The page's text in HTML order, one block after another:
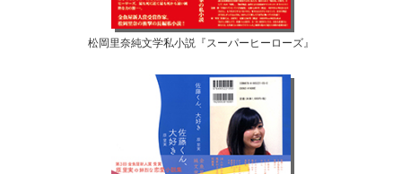
松岡里奈純文学私小説『スーパーヒーローズ』